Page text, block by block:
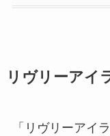
リヴリーアイ
「リヴリーアイ